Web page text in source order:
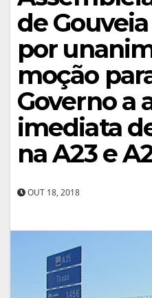
de
por
moção
Governo a
imediata
na A23 e
OUT 18, 2018